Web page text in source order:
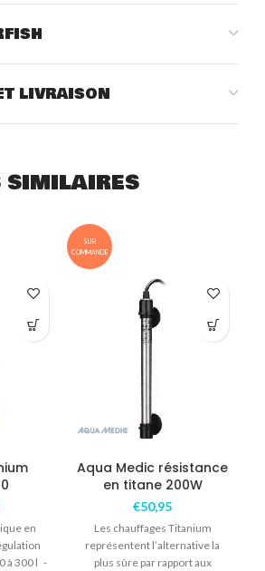
LIVRAISON
SIMILAIRES
en
à 300 l -
SUR
COMMANDE
Aqua Medic résistance
en titane 200W
€50,95
Les chauffages Titanium
représentent l’alternative la
plus sûre par rapport aux